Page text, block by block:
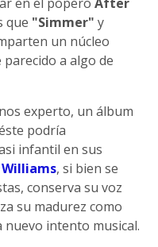
que "Simmer" y
un núcleo
a algo de
experto, un álbum
podría
infantil en sus
, si bien se
conserva su voz
su madurez como
nuevo intento musical.